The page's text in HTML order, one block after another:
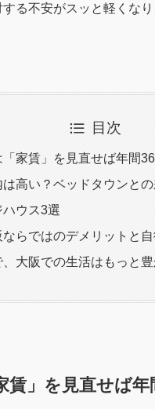
る不安がスッと軽くな
目次
家賃」を見直せば年間36
高い？ベッドタウンと
ウス3選
らではのデメリットと
大阪での生活はもっと
」を見直せば年